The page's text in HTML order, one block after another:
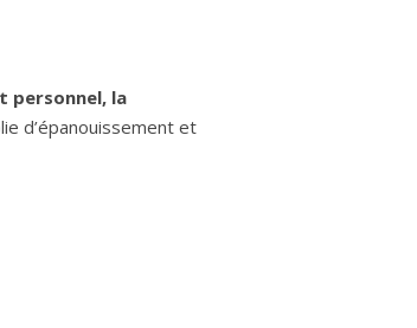
personnel, la
d’épanouissement et